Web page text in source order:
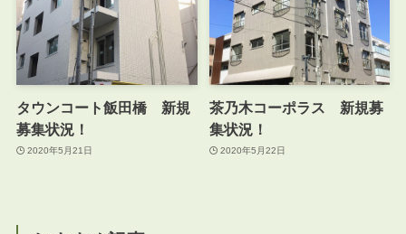
タウンコート飯田橋 新規
募集状況！
2020年5月21日
茶乃木コーポラス 新規募
集状況！
2020年5月22日